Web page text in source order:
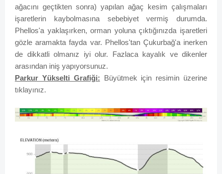
ağacını geçtikten sonra) yapılan ağaç kesim çalışmaları
işaretlerin kaybolmasına sebebiyet vermiş durumda.
Phellos'a yaklaşırken, orman yoluna çıktığınızda işaretleri
gözle aramakta fayda var. Phellos'tan Çukurbağ'a inerken
de dikkatli olmanız iyi olur. Fazlaca kayalık ve dikenler
arasından iniş yapıyorsunuz.
Parkur Yükselti Grafiği: Büyütmek için resimin üzerine
tıklayınız.